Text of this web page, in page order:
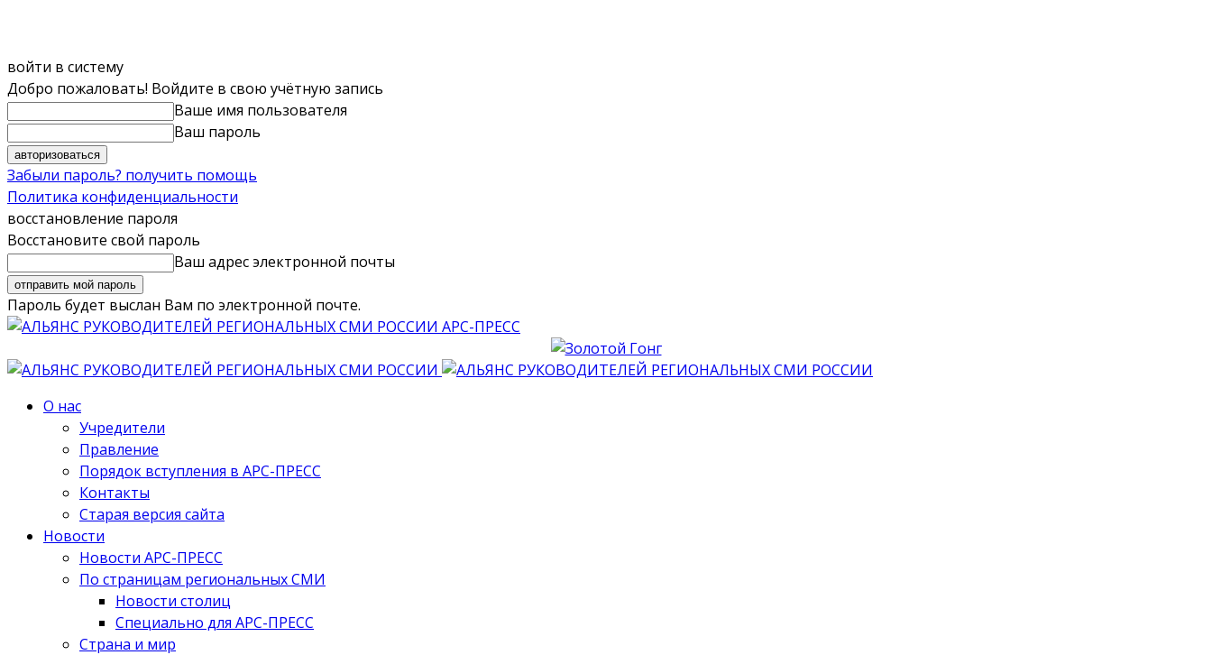
войти в систему
Добро пожаловать! Войдите в свою учётную запись
Ваше имя пользователя
Ваш пароль
Забыли пароль? получить помощь
Политика конфиденциальности
восстановление пароля
Восстановите свой пароль
Ваш адрес электронной почты
Пароль будет выслан Вам по электронной почте.
АРС-ПРЕСС
О нас
Учредители
Правление
Порядок вступления в АРС-ПРЕСС
Контакты
Старая версия сайта
Новости
Новости АРС-ПРЕСС
По страницам региональных СМИ
Новости столиц
Специально для АРС-ПРЕСС
Страна и мир